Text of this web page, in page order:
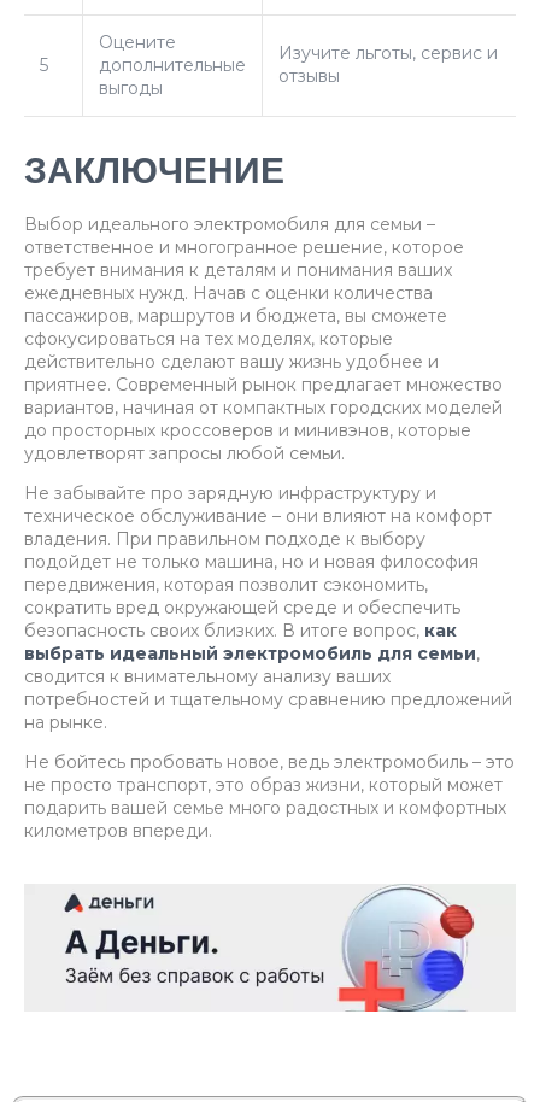
5
Оцените
дополнительные
выгоды
Изучите льготы, сервис и
отзывы
ЗАКЛЮЧЕНИЕ
Выбор идеального электромобиля для семьи –
ответственное и многогранное решение, которое
требует внимания к деталям и понимания ваших
ежедневных нужд. Начав с оценки количества
пассажиров, маршрутов и бюджета, вы сможете
сфокусироваться на тех моделях, которые
действительно сделают вашу жизнь удобнее и
приятнее. Современный рынок предлагает множество
вариантов, начиная от компактных городских моделей
до просторных кроссоверов и минивэнов, которые
удовлетворят запросы любой семьи.
Не забывайте про зарядную инфраструктуру и
техническое обслуживание – они влияют на комфорт
владения. При правильном подходе к выбору
подойдет не только машина, но и новая философия
передвижения, которая позволит сэкономить,
сократить вред окружающей среде и обеспечить
безопасность своих близких. В итоге вопрос, как
выбрать идеальный электромобиль для семьи,
сводится к внимательному анализу ваших
потребностей и тщательному сравнению предложений
на рынке.
Не бойтесь пробовать новое, ведь электромобиль – это
не просто транспорт, это образ жизни, который может
подарить вашей семье много радостных и комфортных
километров впереди.